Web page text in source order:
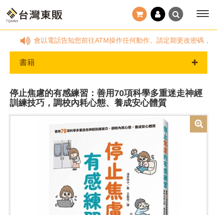
不會以電話告知您前往ATM操作任何動作。請定期更改密碼，以確保
書籍
停止焦慮的有感練習：善用70項科學多重迷走神經
訓練技巧，調校內耗心態、養成安心體質